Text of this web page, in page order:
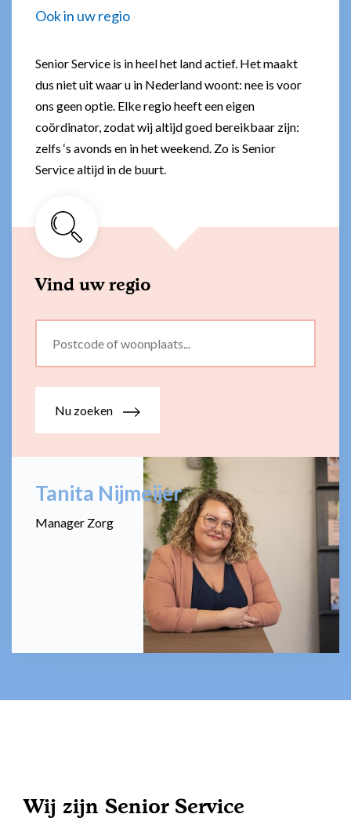
Ook in uw regio
Senior Service is in heel het land actief. Het maakt
dus niet uit waar u in Nederland woont: nee is voor
ons geen optie. Elke regio heeft een eigen
coördinator, zodat wij altijd goed bereikbaar zijn:
zelfs ‘s avonds en in het weekend. Zo is Senior
Service altijd in de buurt.
Vind uw regio
Nu zoeken
Tanita Nijmeijer
Manager Zorg
Wij zijn Senior Service